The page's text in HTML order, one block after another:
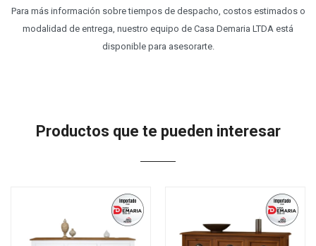
Para más información sobre tiempos de despacho, costos estimados o
modalidad de entrega, nuestro equipo de Casa Demaria LTDA está
disponible para asesorarte.
Productos que te pueden interesar